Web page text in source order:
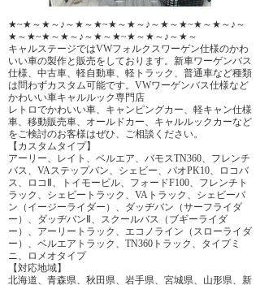
★~★～★～♪～★～★~★～★～♪～★～★~★～★～♪～
★～★~★～★～♪～★～★~★～★～♪～★～
キャルステージではVWフォルクスワーゲン仕様のかわ
いい車の製作と販売をしております。新車ワーゲンバス
仕様、中古車、軽自動車、軽トラック、普通車など種類
は問わずカスタム可能です。VWワーゲンバス仕様など
かわいい車キャルルック専門店
レトロでかわいい車、キャンピングカー、軽キャン仕様
車、移動販売車、オールドカー、キャルルックカーなど
をご検討のお客様はぜひ、ご相談ください。
【カスタムタイプ】
アーリー、レイト、ベルエア、バモスTN360、フレンチ
バス、VAステップバン、シェビー、パオPK10、ロコバ
ス、ロコⅡ、トイモービル、フォードF100、フレンチト
ラック、シェビートラック、VAトラック、シェビーバ
ン（イージーライダー）、ダッヂバン（サーフライダ
ー）、ダッヂバンⅡ、スクールバス（ブギーライダ
ー）、アーリートラック、エコノライン（スローライダ
ー）、ベルエアトラック、TN360トラック、タイプミ
ニ、ロメオタイプ
【対応地域】
北海道、青森県、秋田県、岩手県、宮城県、山形県、新